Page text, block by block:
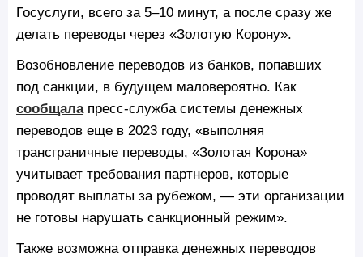
Госуслуги, всего за 5–10 минут, а после сразу же
делать переводы через «Золотую Корону».
Возобновление переводов из банков, попавших
под санкции, в будущем маловероятно. Как
сообщалапресс-служба системы денежных
переводов еще в 2023 году, «выполняя
трансграничные переводы, «Золотая Корона»
учитывает требования партнеров, которые
проводят выплаты за рубежом, — эти организации
не готовы нарушать санкционный режим».
Также возможна отправка денежных переводов